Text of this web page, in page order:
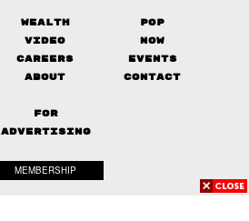
Wealth
Pop
Video
Now
Careers
Events
About Contact
FOR
ADVERTISING
MEMBERSHIP